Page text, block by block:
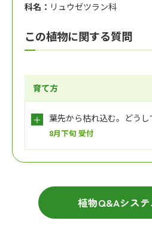
科名： リュウゼツラン科
この植物に関する質問
育て方
葉先から枯れ込む。どうし
8月下旬 受付
植物Q&Aシス